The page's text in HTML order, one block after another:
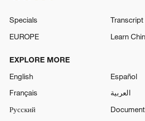
Specials
Transcript
EUROPE
Learn
EXPLORE MORE
English
Español
Français
العربية
Русский